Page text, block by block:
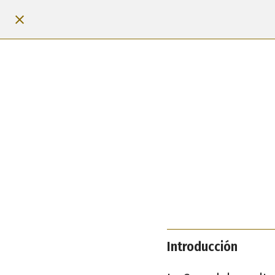
Introducción